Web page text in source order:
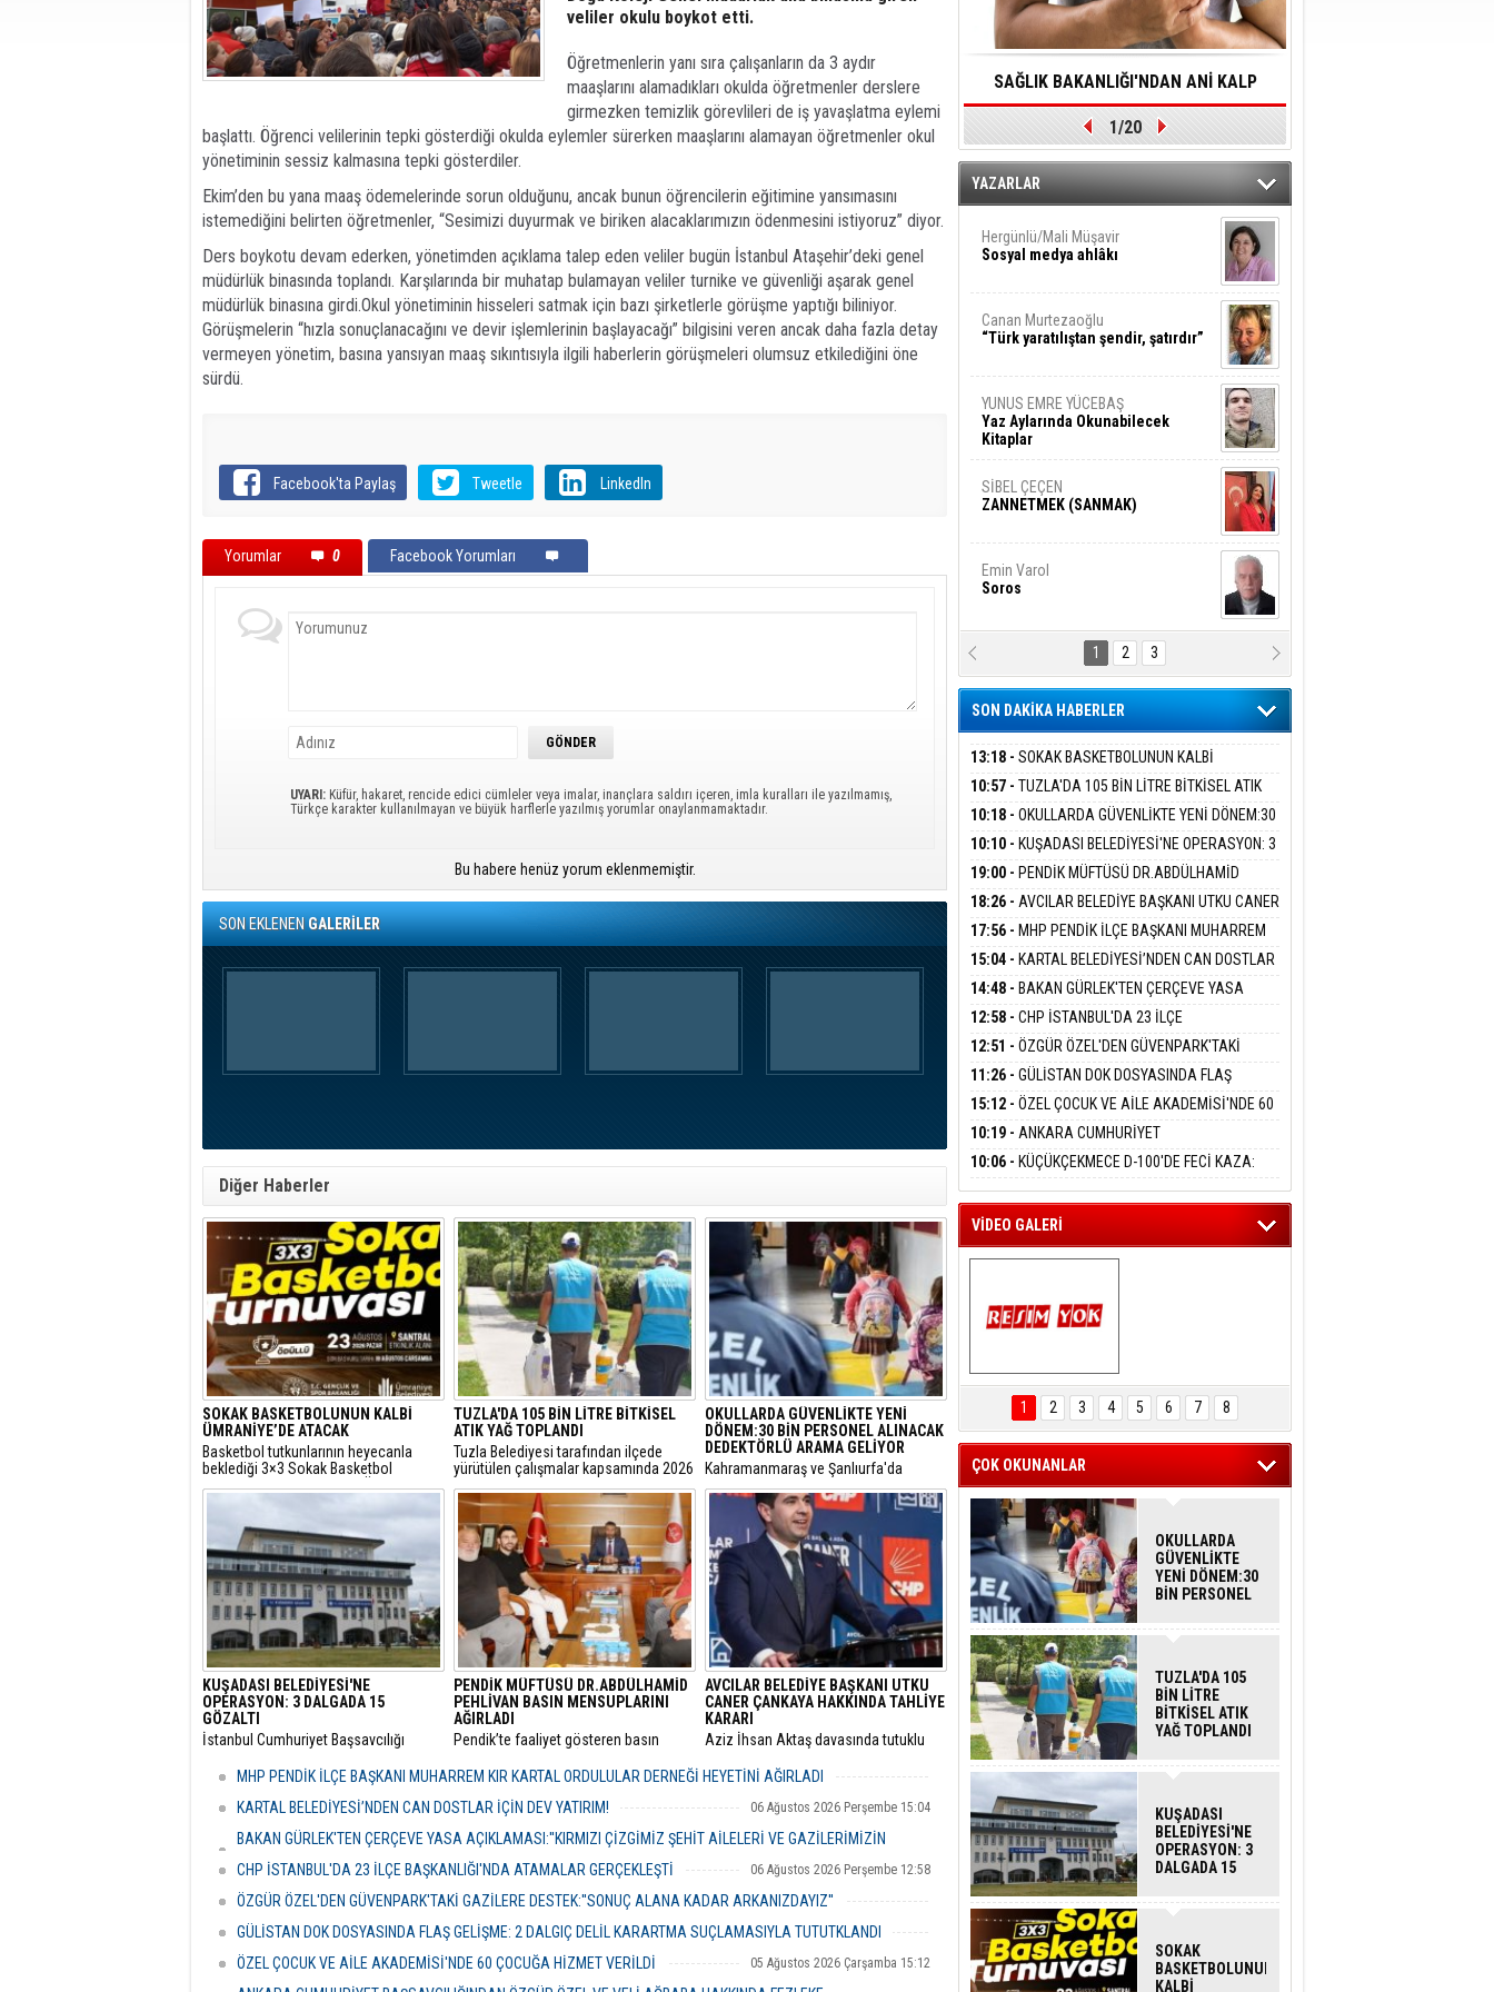
veliler okulu boykot etti.
Öğretmenlerin yanı sıra çalışanların da 3 aydır
maaşlarını alamadıkları okulda öğretmenler derslere
girmezken temizlik görevlileri de iş yavaşlatma eylemi
başlattı. Öğrenci velilerinin tepki gösterdiği okulda eylemler sürerken maaşlarını alamayan öğretmenler okul
yönetiminin sessiz kalmasına tepki gösterdiler.
Ekim’den bu yana maaş ödemelerinde sorun olduğunu, ancak bunun öğrencilerin eğitimine yansımasını
istemediğini belirten öğretmenler, “Sesimizi duyurmak ve biriken alacaklarımızın ödenmesini istiyoruz” diyor.
Ders boykotu devam ederken, yönetimden açıklama talep eden veliler bugün İstanbul Ataşehir’deki genel
müdürlük binasında toplandı. Karşılarında bir muhatap bulamayan veliler turnike ve güvenliği aşarak genel
müdürlük binasına girdi.Okul yönetiminin hisseleri satmak için bazı şirketlerle görüşme yaptığı biliniyor.
Görüşmelerin “hızla sonuçlanacağını ve devir işlemlerinin başlayacağı” bilgisini veren ancak daha fazla detay
vermeyen yönetim, basına yansıyan maaş sıkıntısıyla ilgili haberlerin görüşmeleri olumsuz etkilediğini öne
sürdü.
Facebook'ta Paylaş Tweetle LinkedIn
Yorumlar 0 Facebook Yorumları
UYARI: Küfür, hakaret, rencide edici cümleler veya imalar, inançlara saldırı içeren, imla kuralları ile yazılmamış,
Türkçe karakter kullanılmayan ve büyük harflerle yazılmış yorumlar onaylanmamaktadır.
Bu habere henüz yorum eklenmemiştir.
SON EKLENENGALERİLER
Diğer Haberler
SOKAK BASKETBOLUNUN KALBİ
ÜMRANİYE’DE ATACAK
Basketbol tutkunlarının heyecanla
beklediği 3×3 Sokak Basketbol
Turnuvası, bu yıl 7’nci kez Ümraniye
TUZLA'DA 105 BİN LİTRE BİTKİSEL
ATIK YAĞ TOPLANDI
Tuzla Belediyesi tarafından ilçede
yürütülen çalışmalar kapsamında 2026
yılında 105 bin litre bitkisel atık yağ
toplandı.
OKULLARDA GÜVENLİKTE YENİ
DÖNEM:30 BİN PERSONEL ALINACAK
DEDEKTÖRLÜ ARAMA GELİYOR
​Kahramanmaraş ve Şanlıurfa'da
meydana gelen okul saldırılarının
ardından eğitim kurumlarındaki
güvenlik önlemleri baştan aşağı
yenileniyor.
KUŞADASI BELEDİYESİ'NE
OPERASYON: 3 DALGADA 15
GÖZALTI
​İstanbul Cumhuriyet Başsavcılığı
"rüşvet" ve "irtikap" soruşturmasında
Kuşadası Belediyesi’ne yönelik üçüncü
dalga operasyonu düzenlendi.
PENDİK MÜFTÜSÜ DR.ABDÜLHAMİD
PEHLİVAN BASIN MENSUPLARINI
AĞIRLADI
​Pendik’te faaliyet gösteren basın
görevine başlayan Dr. Abdulhamid
yeni görevi için tebriklerini iletti.
AVCILAR BELEDİYE BAŞKANI UTKU
CANER ÇANKAYA HAKKINDA TAHLİYE
KARARI
​Aziz İhsan Aktaş davasında tutuklu
Utku Caner Çaykara ile Seyhan
Özcan Zenger için tahliye kararı çıktı.
MHP PENDİK İLÇE BAŞKANI MUHARREM KIR KARTAL ORDULULAR DERNEĞİ HEYETİNİ AĞIRLADI
06 Ağustos 2026 Perşembe 17:56
KARTAL BELEDİYESİ’NDEN CAN DOSTLAR İÇİN DEV YATIRIM! 06 Ağustos 2026 Perşembe 15:04
BAKAN GÜRLEK'TEN ÇERÇEVE YASA AÇIKLAMASI:''KIRMIZI ÇİZGİMİZ ŞEHİT AİLELERİ VE GAZİLERİMİZİN
HASSASİYETİDİR''
CHP İSTANBUL'DA 23 İLÇE BAŞKANLIĞI'NDA ATAMALAR GERÇEKLEŞTİ 06 Ağustos 2026 Perşembe 12:58
ÖZGÜR ÖZEL'DEN GÜVENPARK'TAKİ GAZİLERE DESTEK:''SONUÇ ALANA KADAR ARKANIZDAYIZ''
06 Ağustos 2026 Perşembe 12:51
GÜLİSTAN DOK DOSYASINDA FLAŞ GELİŞME: 2 DALGIÇ DELİL KARARTMA SUÇLAMASIYLA TUTUTKLANDI
06 Ağustos 2026 Perşembe 11:26
ÖZEL ÇOCUK VE AİLE AKADEMİSİ'NDE 60 ÇOCUĞA HİZMET VERİLDİ 05 Ağustos 2026 Çarşamba 15:12
SAĞLIK BAKANLIĞI'NDAN ANİ KALP
DURMALARINA HIZLI MÜDAHALE
EDİLMESİNE YÖNELİK ÖNLENMESİ İÇİN
ÖNEMLİ ADIM
1/20
YAZARLAR
Hergünlü/Mali Müşavir
Sosyal medya ahlâkı
Canan Murtezaoğlu
“Türk yaratılıştan şendir, şatırdır”
YUNUS EMRE YÜCEBAŞ
Yaz Aylarında Okunabilecek
Kitaplar
SİBEL ÇEÇEN
ZANNETMEK (SANMAK)
Emin Varol
Soros
Karanlık DNA Kuşaklararası
Şiddetin Biyolojik Faturası
Şiyar Adıyaman
Ben Bu Sahaya Sığmazam
Hasan Ali Çölük
Bir Satırın İçindeki İnsan
Ezgi Kılıç
SİVAS: ATEŞE ATILAN VİCDAN
BARIŞ BAŞARSLAN
ADANMAK
Meltem Kaynas
AFFETMEYECEĞİM!
1 2 3
SON DAKİKA HABERLER
13:18 - SOKAK BASKETBOLUNUN KALBİ
ÜMRANİYE’DE ATACAK
10:57 - TUZLA'DA 105 BİN LİTRE BİTKİSEL ATIK
YAĞ TOPLANDI
10:18 - OKULLARDA GÜVENLİKTE YENİ DÖNEM:30
BİN PERSONEL ALINACAK DEDEKTÖRLÜ ARAMA
GELİYOR
10:10 - KUŞADASI BELEDİYESİ'NE OPERASYON: 3
DALGADA 15 GÖZALTI
19:00 - PENDİK MÜFTÜSÜ DR.ABDÜLHAMİD
PEHLİVAN BASIN MENSUPLARINI AĞIRLADI
18:26 - AVCILAR BELEDİYE BAŞKANI UTKU CANER
ÇANKAYA HAKKINDA TAHLİYE KARARI
17:56 - MHP PENDİK İLÇE BAŞKANI MUHARREM
KIR KARTAL ORDULULAR DERNEĞİ HEYETİNİ
AĞIRLADI
15:04 - KARTAL BELEDİYESİ’NDEN CAN DOSTLAR
İÇİN DEV YATIRIM!
14:48 - BAKAN GÜRLEK'TEN ÇERÇEVE YASA
AÇIKLAMASI:''KIRMIZI ÇİZGİMİZ ŞEHİT AİLELERİ
VE GAZİLERİMİZİN HASSASİYETİDİR''
12:58 - CHP İSTANBUL'DA 23 İLÇE
BAŞKANLIĞI'NDA ATAMALAR GERÇEKLEŞTİ
12:51 - ÖZGÜR ÖZEL'DEN GÜVENPARK'TAKİ
GAZİLERE DESTEK:''SONUÇ ALANA KADAR
ARKANIZDAYIZ''
11:26 - GÜLİSTAN DOK DOSYASINDA FLAŞ
GELİŞME: 2 DALGIÇ DELİL KARARTMA
SUÇLAMASIYLA TUTUTKLANDI
15:12 - ÖZEL ÇOCUK VE AİLE AKADEMİSİ'NDE 60
ÇOCUĞA HİZMET VERİLDİ
10:19 - ANKARA CUMHURİYET
BAŞSAVCILIĞINDAN ÖZGÜR ÖZEL VE VELİ
AĞBABA HAKKINDA FEZLEKE
10:06 - KÜÇÜKÇEKMECE D-100'DE FECİ KAZA:
OTOMOBİL İETT OTOBÜSÜNE ÇARPTI 3 KİŞİ
HAYATINI KAYBETTİ
VİDEO GALERİ
KARTAL ENGELSİZ
YAŞAM FESTİVALİ
KONSERİ
İZLEYİCİLERİ MEST
1 2 3 4 5 6 7 8
ÇOK OKUNANLAR
OKULLARDA
GÜVENLİKTE
YENİ DÖNEM:30
BİN PERSONEL
DEDEKTÖRLÜ
TUZLA'DA 105
BİN LİTRE
BİTKİSEL ATIK
YAĞ TOPLANDI
KUŞADASI
BELEDİYESİ'NE
OPERASYON: 3
DALGADA 15
SOKAK
BASKETBOLUNUN
KALBİ